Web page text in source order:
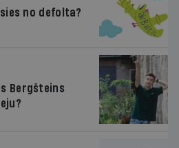
no defolta?
Bergšteins